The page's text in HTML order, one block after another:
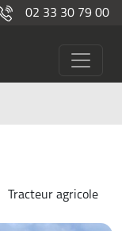
02 33 30 79 00
Tracteur agricole